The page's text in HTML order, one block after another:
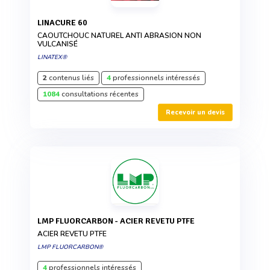
LINACURE 60
CAOUTCHOUC NATUREL ANTI ABRASION NON
VULCANISÉ
LINATEX®
2contenus liés 4professionnels intéressés
1084consultations récentes
Recevoir un devis
LMP FLUORCARBON - ACIER REVETU PTFE
ACIER REVETU PTFE
LMP FLUORCARBON®
4professionnels intéressés